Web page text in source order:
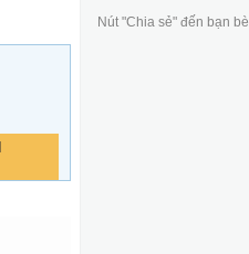
Nút "Chia sẻ" đến bạn